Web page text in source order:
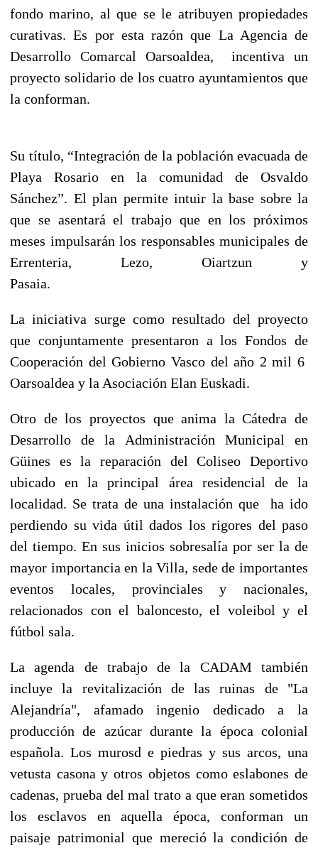
fondo marino, al que se le atribuyen propiedades
curativas. Es por esta razón que La Agencia de
Desarrollo Comarcal Oarsoaldea,
incentiva un
proyecto solidario de los cuatro ayuntamientos que
la conforman.
Su título, “Integración de la población evacuada de
Playa Rosario en la comunidad de Osvaldo
Sánchez”. El plan permite intuir la base sobre la
que se asentará el trabajo que en los próximos
meses impulsarán los responsables municipales de
Errenteria, Lezo, Oiartzun y
Pasaia.
La iniciativa surge como resultado del proyecto
que conjuntamente presentaron a los Fondos de
Cooperación del Gobierno Vasco del año 2 mil 6
Oarsoaldea y la Asociación Elan Euskadi.
Otro de los proyectos que anima la Cátedra de
Desarrollo de la Administración Municipal en
Güines es la reparación del Coliseo Deportivo
ubicado en la principal área residencial de la
localidad. Se trata de una instalación que
ha ido
perdiendo su vida útil dados los rigores del paso
del tiempo. En sus inicios sobresalía por ser la de
mayor importancia en la Villa, sede de importantes
eventos locales, provinciales y nacionales,
relacionados con el baloncesto, el voleibol y el
fútbol sala.
La agenda de trabajo de la CADAM también
incluye la revitalización de las ruinas de "La
Alejandría", afamado ingenio dedicado a la
producción de azúcar durante la época colonial
española. Los murosd e piedras y sus arcos, una
vetusta casona y otros objetos como eslabones de
cadenas, prueba del mal trato a que eran sometidos
los esclavos en aquella época, conforman un
paisaje patrimonial que mereció la condición de